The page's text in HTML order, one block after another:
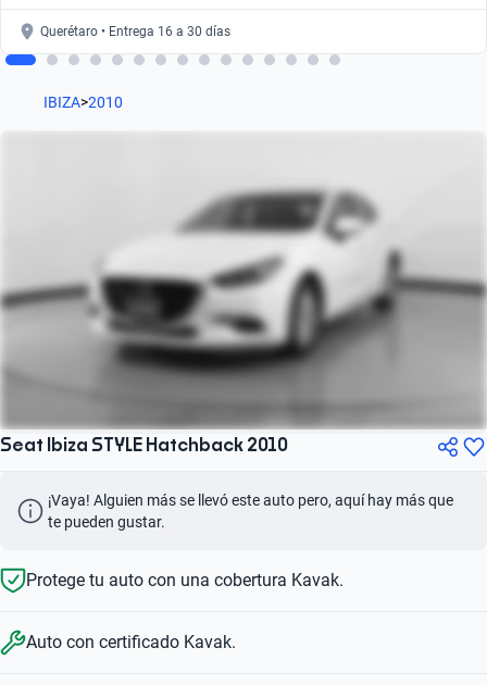
Querétaro • Entrega 16 a 30 días
IBIZA>2010
Seat Ibiza STYLE Hatchback 2010
¡Vaya! Alguien más se llevó este auto pero, aquí hay más que
te pueden gustar.
Protege tu auto con una cobertura Kavak.
Auto con certificado Kavak.